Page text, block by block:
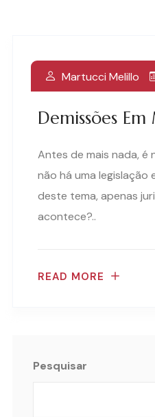
Demissões Em
Martucci Melillo
Antes de mais nada, é
não há uma legislação
deste tema, apenas
acontece?..
READ MORE
Pesquisar